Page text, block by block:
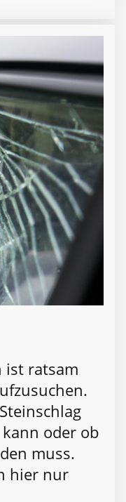
ist ratsam
oder ob
muss.
hier nur